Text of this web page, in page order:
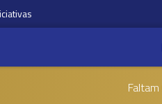
Faltam